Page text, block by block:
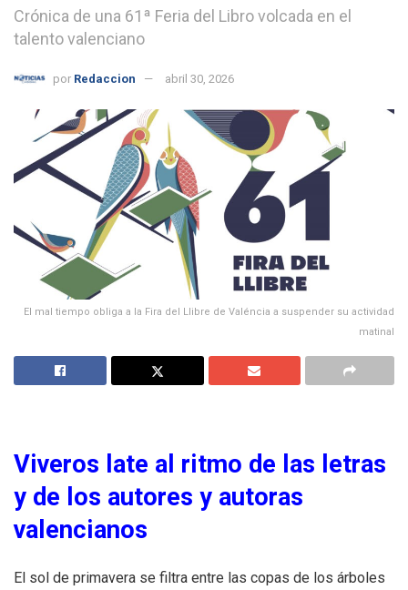
Crónica de una 61ª Feria del Libro volcada en el
talento valenciano
por Redaccion abril 30, 2026
El mal tiempo obliga a la Fira del Llibre de Valéncia a suspender su actividad
matinal
Viveros late al ritmo de las letras
y de los autores y autoras
valencianos
El sol de primavera se filtra entre las copas de los árboles